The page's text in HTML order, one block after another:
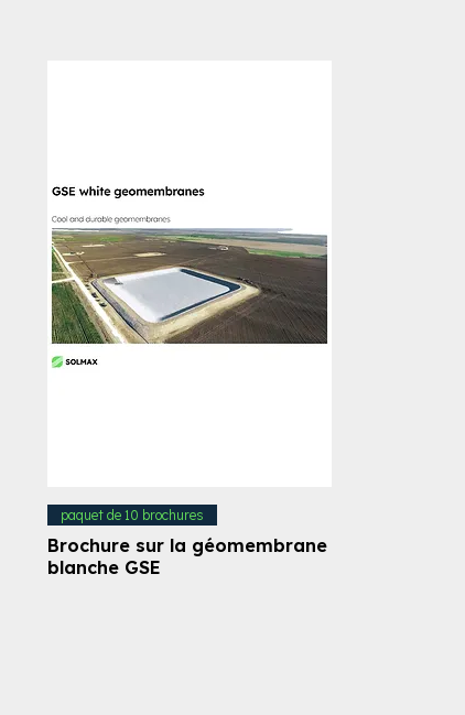
paquet de 10 brochures
Brochure sur la géomembrane
blanche GSE